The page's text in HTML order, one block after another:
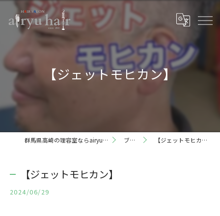
【ジェットモヒカン】
群馬県高崎の理容室ならairyu hair ブログ 【ジェットモヒカン】
【ジェットモヒカン】
2024/06/29